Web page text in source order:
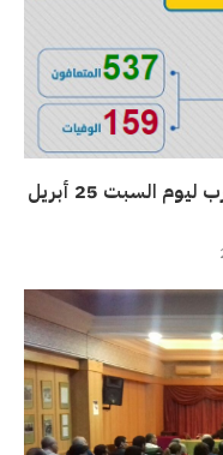
حصيلة تطورات الحالة الوبائية بالمغرب ليوم السبت 25 أبريل